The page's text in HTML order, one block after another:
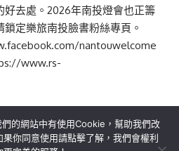
去處。2026年南投燈會也正籌
定樂旅南投臉書粉絲專頁。
nantouwelcome
www.rs-
的網站中有使用Cookie，幫助我們改
你同意使用請點擊了解，我們會權利